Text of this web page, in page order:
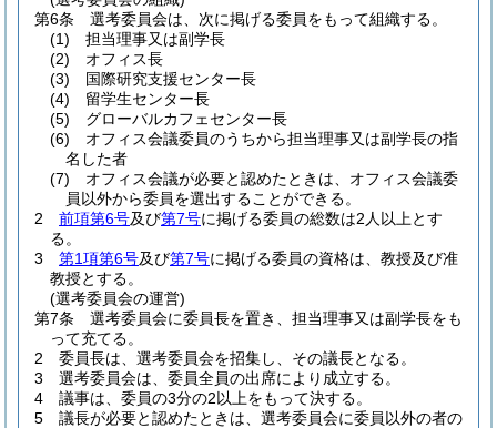
第6条
選考委員会は、次に掲げる委員をもって組織する。
(1)
担当理事又は副学長
(2)
オフィス長
(3)
国際研究支援センター長
(4)
留学生センター長
(5)
グローバルカフェセンター長
(6)
オフィス会議委員のうちから担当理事又は副学長の指
名した者
(7)
オフィス会議が必要と認めたときは、オフィス会議委
員以外から委員を選出することができる。
2
前項第6号及び第7号に掲げる委員の総数は2人以上とす
る。
3
第1項第6号及び第7号に掲げる委員の資格は、教授及び准
教授とする。
(選考委員会の運営)
第7条
選考委員会に委員長を置き、担当理事又は副学長をも
って充てる。
2
委員長は、選考委員会を招集し、その議長となる。
3
選考委員会は、委員全員の出席により成立する。
4
議事は、委員の3分の2以上をもって決する。
5
議長が必要と認めたときは、選考委員会に委員以外の者の